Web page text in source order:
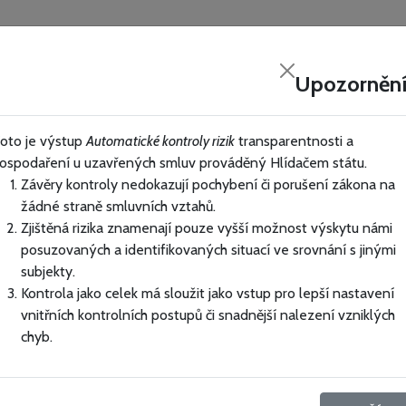
jak vyhledávat Snadné hledání
Mgr. JAN ZEMÁNEK, advokát - Sledovaná rizika
advokát - Sledovaná rizika
Zavřít
je výstupAutomatické kontroly rizik transparentnosti a
u uzavřených smluv prováděný Hlídačem státu.
Závěry kontroly nedokazují pochybení či porušení zákona na
žádné straně smluvních vztahů.
Zjištěná rizika znamenají pouze vyšší možnost výskytu námi
posuzovaných a identifikovaných situací ve srovnání s jinými
subjekty.
Kontrola jako celek má sloužit jako vstup pro lepší nastavení
vnitřních kontrolních postupů či snadnější nalezení vzniklých
chyb.